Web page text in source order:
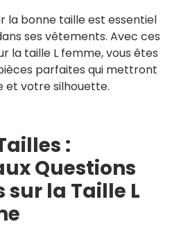
la bonne taille est essentiel
ses vêtements. Avec ces
la taille L femme, vous êtes
parfaites qui mettront
et votre silhouette.
:
Questions
sur la Taille L